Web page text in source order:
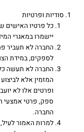
סודיות ופרטיות
כל פרטיו האישים
יישמרו במאגרי
החברה לא תעביר
לספקים, במידת
החברה לא תעשה
המזמין אלא
ופרטים אלו לא
ספק, פרטי אמצעי
החברה.
למרות האמור